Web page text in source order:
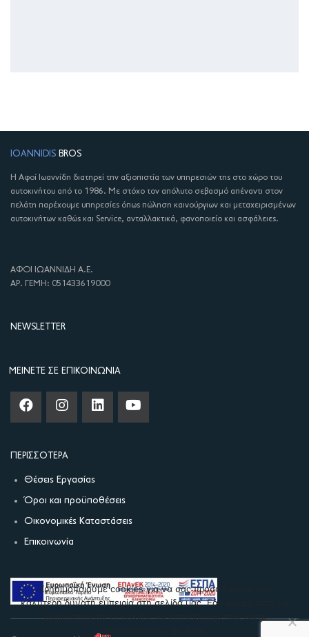
IOANNIDIS BROS
Η Αφοί Ιωαννίδη διατηρεί την αξιοπιστία των υπηρεσιών της στο χώρο του
αυτοκινήτου από το 1986. Με στόχο τον απόλυτο σεβασμό απέναντι στον
πελάτη παρέχουμε υπηρεσίες όπως πώληση καινούργιων και μεταχειρισμένων
αυτοκινήτων καθώς και Service, ανταλλακτικά, φανοποιείο και ασφάλειες.
ΑΦΟΙ ΙΩΑΝΝΙΔΗ Α.Ε.
ΑΡ. ΓΕΜΗ: 051433619000
NEWSLETTER
ΜΕΊΝΕΤΕ ΣΕ ΕΠΙΚΟΙΝΩΝΊΑ
ΠΕΡΙΣΣΌΤΕΡΑ
Θέσεις Εργασίας
Όροι και προϋποθέσεις
Οικονομικές Καταστάσεις
Επικοινωνία
Χρησιμοποιούμε cookies για να σας προσφέρουμε την
καλύτερη δυνατή εμπειρία στη σελίδα μας. Εάν συνεχίσετε να
χρησιμοποιείτε τη σελίδα, θα υποθέσουμε πως είστε